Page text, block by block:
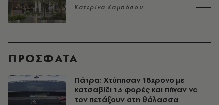
Κατερίνα Καμπόσου
ΠΡΟΣΦΑΤΑ
Πάτρα: Χτύπησαν 18χρονο με
κατσαβίδι 13 φορές και πήγαν να
τον πετάξουν στη θάλασσα